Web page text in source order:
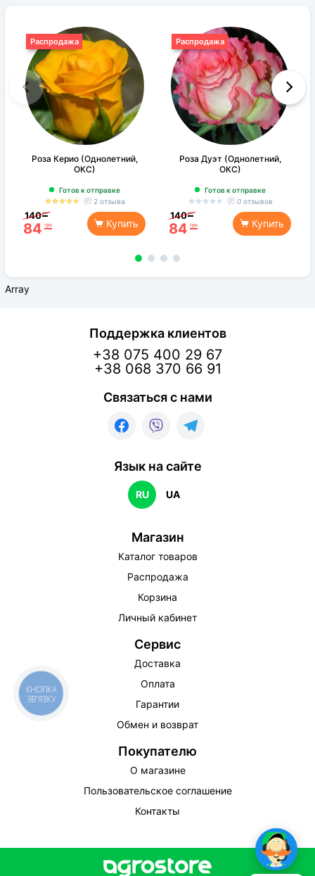
Роза Керио (Однолетний,
ОКС)
Готов к отправке
2 отзыва
140 грн
84 грн Купить
Распродажа
Роза Дуэт (Однолетний,
ОКС)
Готов к отправке
0 отзывов
140 грн
84 грн Купить
Распродажа
Array
Поддержка клиентов
+38 075 400 29 67
+38 068 370 66 91
Связаться с нами
Язык на сайте
RU UA
Магазин
Каталог товаров
Распродажа
Корзина
Личный кабинет
Сервис
Доставка
Оплата
Гарантии
Обмен и возврат
Покупателю
О магазине
Пользовательское соглашение
Контакты
КНОПКА
ЗВ'ЯЗКУ